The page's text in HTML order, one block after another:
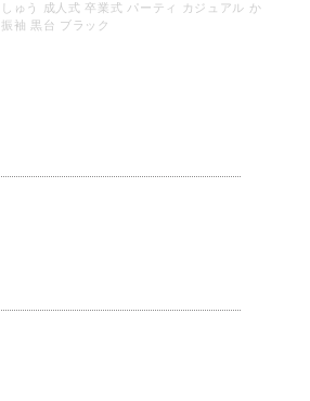
ゅう 成人式 卒業式 パーティ カジュアル か
袖 黒台 ブラック